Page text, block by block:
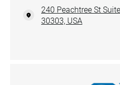
240 Peachtree St
30303, USA